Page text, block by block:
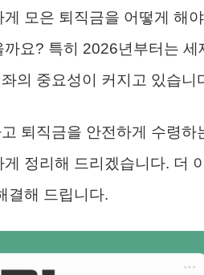
모은 퇴직금을 어떻게 해야
요? 특히 2026년부터는 세
의 중요성이 커지고 있습니
퇴직금을 안전하게 수령하
정리해 드리겠습니다. 더
결해 드립니다.